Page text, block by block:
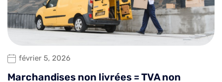
février 5, 2026
Marchandises non livrées = TVA non